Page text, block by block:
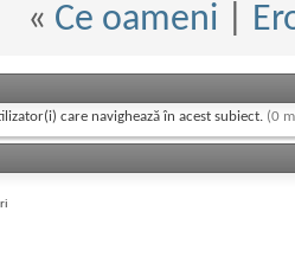
« Ce oameni
care navighează în acest subiect. (0